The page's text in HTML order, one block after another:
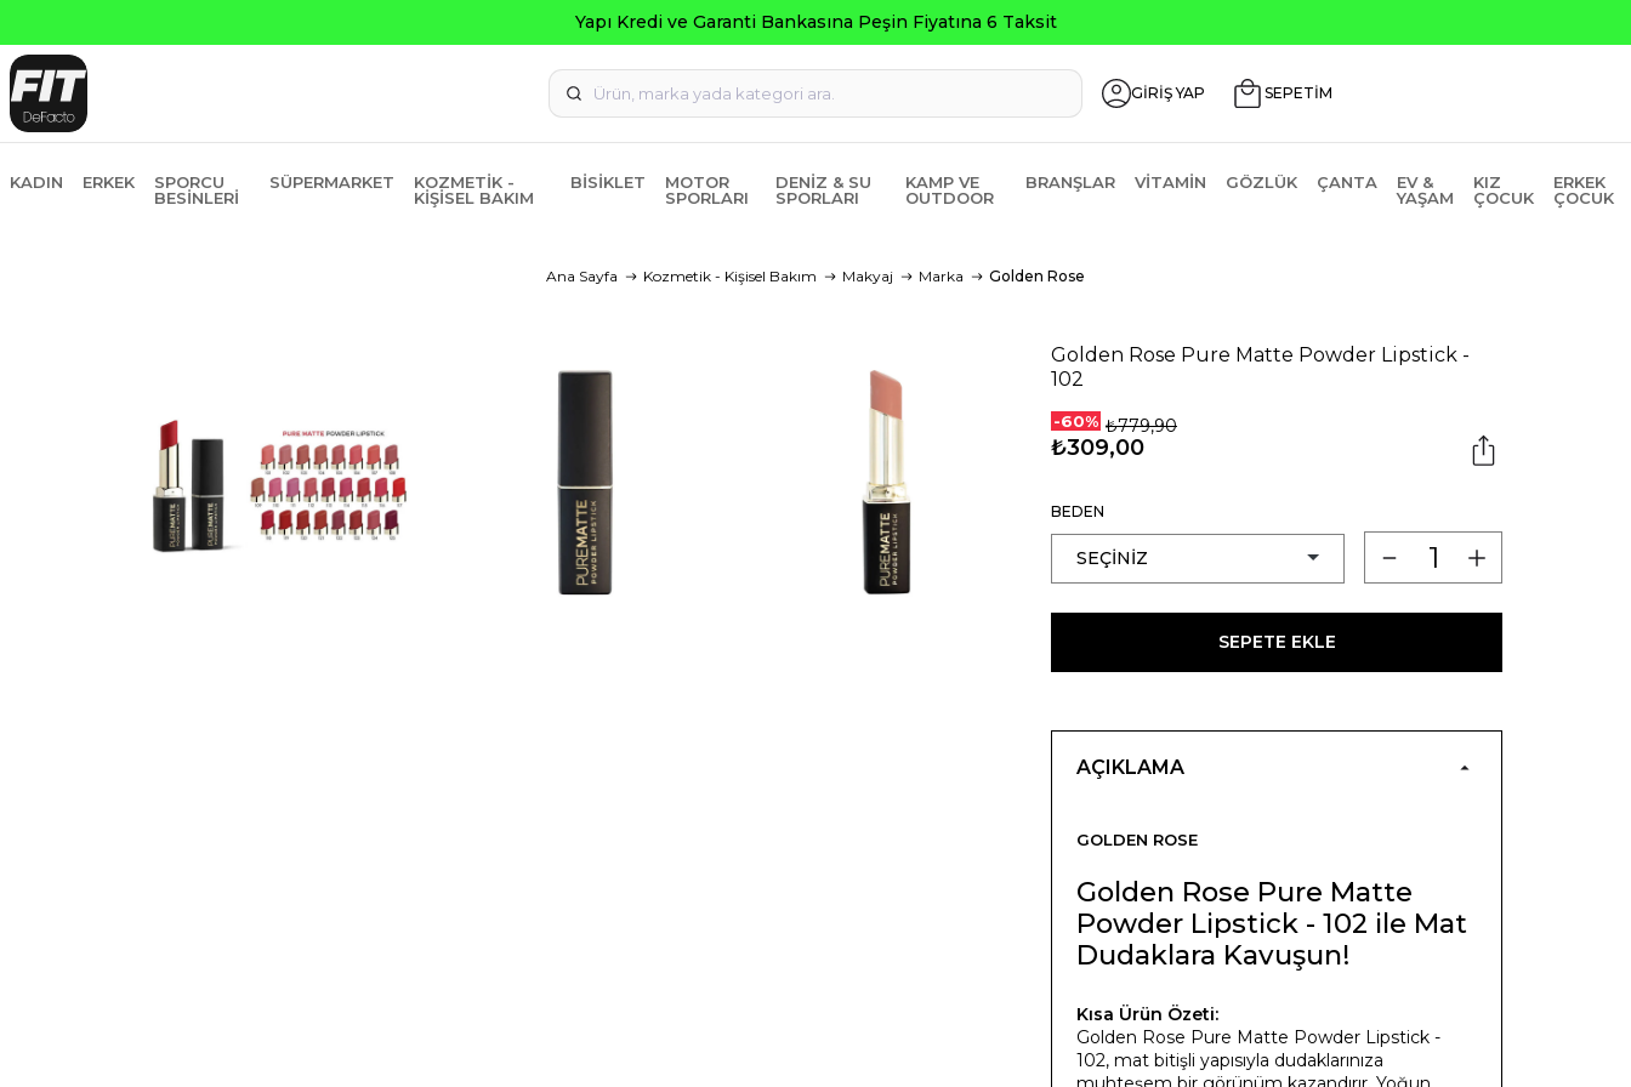
Yapı Kredi ve Garanti Bankasına Peşin Fiyatına 6 Taksit
GİRİŞ YAP SEPETİM
KADIN ERKEK
SPORCU
BESINLERI
SÜPERMARKET
KOZMETIK -
KIŞISEL BAKIM
BISIKLET
MOTOR
SPORLARI
DENIZ & SU
SPORLARI
KAMP VE
OUTDOOR
BRANŞLAR VITAMIN GÖZLÜK ÇANTA
EV &
YAŞAM
KIZ
ÇOCUK
ERKEK
ÇOCUK
Ana Sayfa Kozmetik - Kişisel Bakım Makyaj Marka Golden Rose
Golden Rose Pure Matte Powder Lipstick -
102
-60% ₺779,90
₺309,00
BEDEN
SEPETE EKLE
AÇIKLAMA
GOLDEN ROSE
Golden Rose Pure Matte
Powder Lipstick - 102 ile Mat
Dudaklara Kavuşun!
Kısa Ürün Özeti:
Golden Rose Pure Matte Powder Lipstick -
102, mat bitişli yapısıyla dudaklarınıza